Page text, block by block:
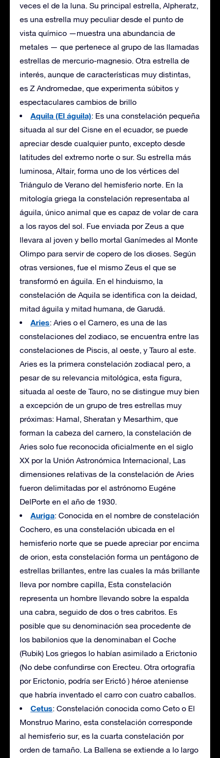
veces el de la luna. Su principal estrella, Alpheratz,
es una estrella muy peculiar desde el punto de
vista químico —muestra una abundancia de
metales — que pertenece al grupo de las llamadas
estrellas de mercurio-magnesio. Otra estrella de
interés, aunque de características muy distintas,
es Z Andromedae, que experimenta súbitos y
espectaculares cambios de brillo
Aquila (El águila): Es una constelación pequeña
situada al sur del Cisne en el ecuador, se puede
apreciar desde cualquier punto, excepto desde
latitudes del extremo norte o sur. Su estrella más
luminosa, Altair, forma uno de los vértices del
Triángulo de Verano del hemisferio norte. En la
mitología griega la constelación representaba al
águila, único animal que es capaz de volar de cara
a los rayos del sol. Fue enviada por Zeus a que
llevara al joven y bello mortal Ganímedes al Monte
Olimpo para servir de copero de los dioses. Según
otras versiones, fue el mismo Zeus el que se
transformó en águila. En el hinduismo, la
constelación de Aquila se identifica con la deidad,
mitad águila y mitad humana, de Garudá.
Aries: Aries o el Carnero, es una de las
constelaciones del zodiaco, se encuentra entre las
constelaciones de Piscis, al oeste, y Tauro al este.
Aries es la primera constelación zodiacal pero, a
pesar de su relevancia mitológica, esta figura,
situada al oeste de Tauro, no se distingue muy bien
a excepción de un grupo de tres estrellas muy
próximas: Hamal, Sheratan y Mesarthim, que
forman la cabeza del carnero, la constelación de
Aries solo fue reconocida oficialmente en el siglo
XX por la Unión Astronómica Internacional, Las
dimensiones relativas de la constelación de Aries
fueron delimitadas por el astrónomo Eugéne
DelPorte en el año de 1930.
Auriga: Conocida en el nombre de constelación
Cochero, es una constelación ubicada en el
hemisferio norte que se puede apreciar por encima
de orion, esta constelación forma un pentágono de
estrellas brillantes, entre las cuales la más brillante
lleva por nombre capilla, Esta constelación
representa un hombre llevando sobre la espalda
una cabra, seguido de dos o tres cabritos. Es
posible que su denominación sea procedente de
los babilonios que la denominaban el Coche
(Rubik) Los griegos lo habían asimilado a Erictonio
(No debe confundirse con Erecteu. Otra ortografía
por Erictonio, podría ser Erictó ) héroe ateniense
que habría inventado el carro con cuatro caballos.
Cetus: Constelación conocida como Ceto o El
Monstruo Marino, esta constelación corresponde
al hemisferio sur, es la cuarta constelación por
orden de tamaño. La Ballena se extiende a lo largo